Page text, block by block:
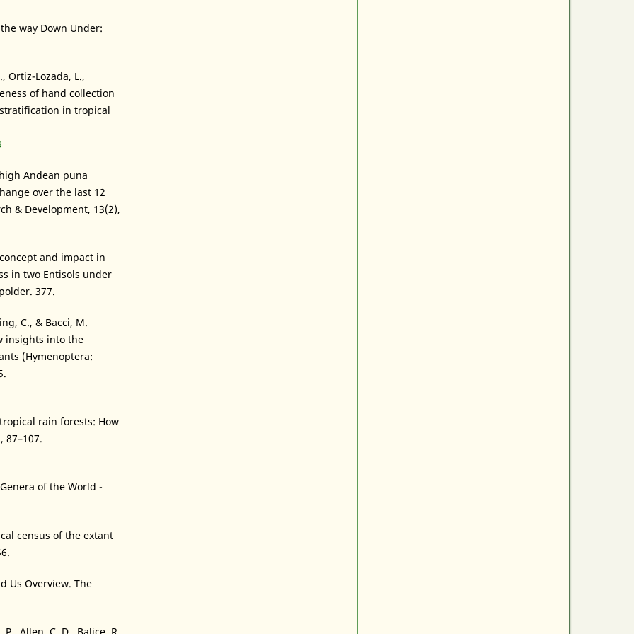
way Down Under:
Ortiz-Lozada, L.,
of hand collection
in tropical
Andean puna
over the last 12
& Development, 13(2),
and impact in
in two Entisols under
377.
C., & Bacci, M.
insights into the
(Hymenoptera:
rain forests: How
87–107.
of the World -
census of the extant
Us Overview. The
Allen, C. D., Balice, R.